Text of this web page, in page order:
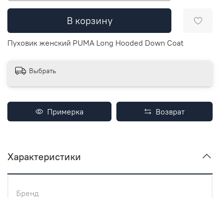
В корзину
Пуховик женский PUMA Long Hooded Down Coat
Выбрать
Примерка Возврат
Характеристики
Бренд